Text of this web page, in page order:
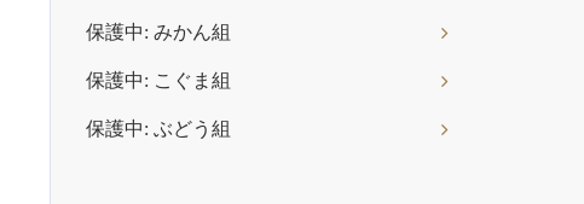
保護中: みかん組
保護中: こぐま組
保護中: ぶどう組